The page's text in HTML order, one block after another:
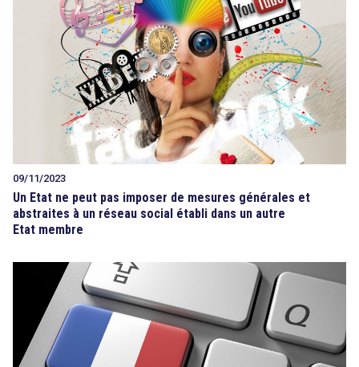
09/11/2023
Un Etat ne peut pas imposer de mesures générales et
abstraites à un réseau social établi dans un autre
Etat membre